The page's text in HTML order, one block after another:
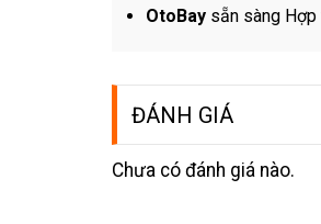
OtoBaysẵn sàng Hợp
ĐÁNH GIÁ
Chưa có đánh giá nào.